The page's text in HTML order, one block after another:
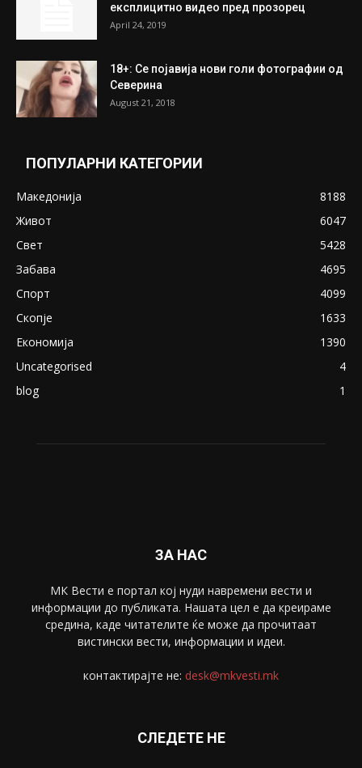
експлицитно видео пред прозорец
April 24, 2019
18+: Се појавија нови голи фотографии од
Северина
August 21, 2018
ПОПУЛАРНИ КАТЕГОРИИ
Македонија
8188
Живот
6047
Свет
5428
Забава
4695
Спорт
4099
Скопје
1633
Економија
1390
Uncategorised
4
blog
1
ЗА НАС
МК Вести е портал коj нуди навремени вести и
информации до публиката. Нашата цел е да креираме
средина, каде читателите ќе може да прочитаат
вистински вести, информации и идеи.
контактирајте не: desk@mkvesti.mk
СЛЕДЕТЕ НЕ